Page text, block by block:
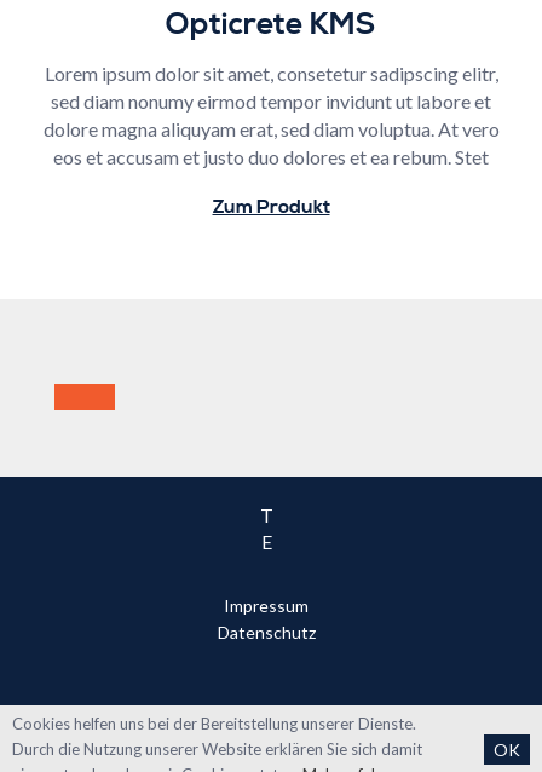
Cookies helfen uns bei der Bereitstellung unserer Dienste.
Durch die Nutzung unserer Website erklären Sie sich damit
Opticrete KMS
Lorem ipsum dolor sit amet, consetetur sadipscing elitr,
sed diam nonumy eirmod tempor invidunt ut labore et
dolore magna aliquyam erat, sed diam voluptua. At vero
eos et accusam et justo duo dolores et ea rebum. Stet
Zum Produkt
T
E
Impressum
Datenschutz